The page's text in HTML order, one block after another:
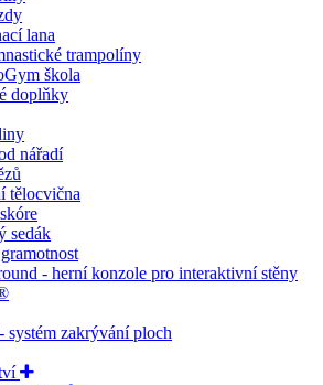
lana
trampolíny
škola
doplňky
nářadí
tělocvična
sedák
- herní konzole pro interaktivní stěny
systém zakrývání ploch